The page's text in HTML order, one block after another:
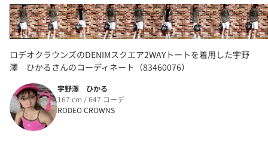
ロデオクラウンズのDENIMスクエア2WAYトートを着用した宇野
澤 ひかるさんのコーディネート（83460076）
宇野澤 ひかる
167 cm / 647 コーデ
RODEO CROWNS